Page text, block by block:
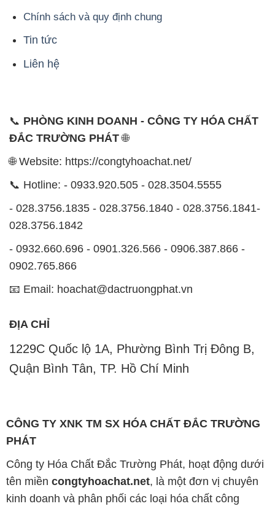
Chính sách và quy định chung
Tin tức
Liên hệ
📞 PHÒNG KINH DOANH - CÔNG TY HÓA CHẤT
ĐẮC TRƯỜNG PHÁT🌐
🌐 Website: https://congtyhoachat.net/
📞 Hotline: - 0933.920.505 - 028.3504.5555
- 028.3756.1835 - 028.3756.1840 - 028.3756.1841-
028.3756.1842
- 0932.660.696 - 0901.326.566 - 0906.387.866 -
0902.765.866
📧 Email: hoachat@dactruongphat.vn
ĐỊA CHỈ
1229C Quốc lộ 1A, Phường Bình Trị Đông B,
Quận Bình Tân, TP. Hồ Chí Minh
CÔNG TY XNK TM SX HÓA CHẤT ĐẮC TRƯỜNG
PHÁT
Công ty Hóa Chất Đắc Trường Phát, hoạt động dưới
tên miền congtyhoachat.net, là một đơn vị chuyên
kinh doanh và phân phối các loại hóa chất công